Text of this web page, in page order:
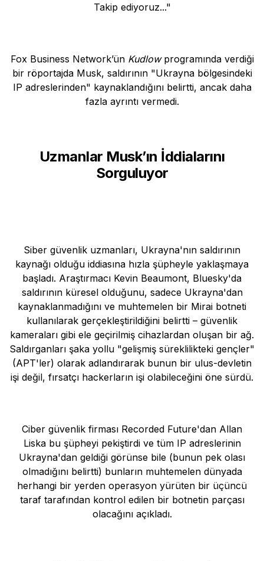
Takip ediyoruz..."
Fox Business Network’ün Kudlowprogramında verdiği
bir röportajda Musk, saldırının "Ukrayna bölgesindeki
IP adreslerinden" kaynaklandığını belirtti, ancak daha
fazla ayrıntı vermedi.
Uzmanlar Musk’ın İddialarını
Sorguluyor
Siber güvenlik uzmanları, Ukrayna'nın saldırının
kaynağı olduğu iddiasına hızla şüpheyle yaklaşmaya
başladı. Araştırmacı Kevin Beaumont, Bluesky'da
saldırının küresel olduğunu, sadece Ukrayna'dan
kaynaklanmadığını ve muhtemelen bir Mirai botneti
kullanılarak gerçekleştirildiğini belirtti – güvenlik
kameraları gibi ele geçirilmiş cihazlardan oluşan bir ağ.
Saldırganları şaka yollu "gelişmiş süreklilikteki gençler"
(APT'ler) olarak adlandırarak bunun bir ulus-devletin
işi değil, fırsatçı hackerların işi olabileceğini öne sürdü.
Ciber güvenlik firması Recorded Future'dan Allan
Liska bu şüpheyi pekiştirdi ve tüm IP adreslerinin
Ukrayna'dan geldiği görünse bile (bunun pek olası
olmadığını belirtti) bunların muhtemelen dünyada
herhangi bir yerden operasyon yürüten bir üçüncü
taraf tarafından kontrol edilen bir botnetin parçası
olacağını açıkladı.